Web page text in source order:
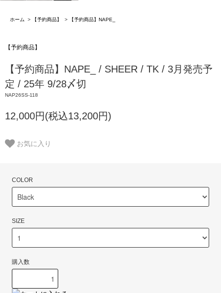
ホーム > 【予約商品】 > 【予約商品】NAPE_
【予約商品】
【予約商品】NAPE_ / SHEER / TK / 3月発売予
定 / 25年 9/28〆切
NAP26SS-118
12,000円(税込13,200円)
お気に入り
COLOR
SIZE
購入数